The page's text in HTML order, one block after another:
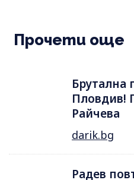
Прочети още
Брутална
Пловдив!
Райчева
darik.bg
Радев